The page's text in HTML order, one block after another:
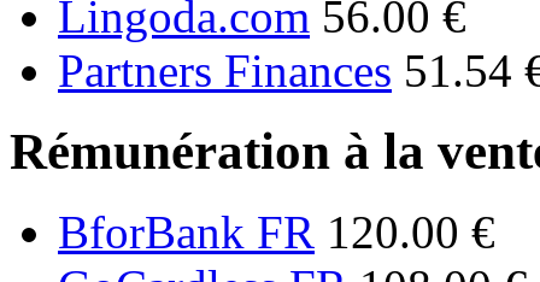
Lingoda.com 56.00 €
Partners Finances 51.54
Rémunération à la
BforBank FR 120.00 €